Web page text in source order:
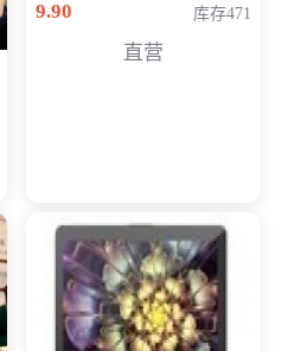
9.90
库存471
直营